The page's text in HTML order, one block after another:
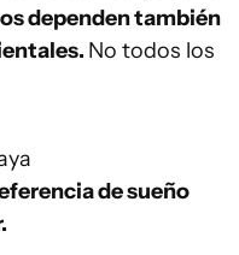
dependen también
No todos los
de sueño